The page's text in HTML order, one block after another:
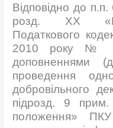
Відповідно до
розд. XX
Податкового
2010 року №
доповненнями
проведення
добровільного
підрозд. 9
положення»